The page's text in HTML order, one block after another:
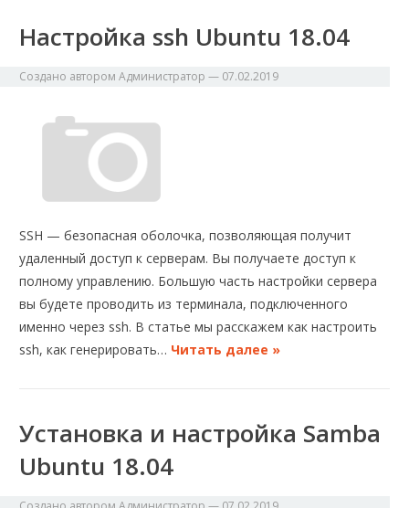
Настройка ssh Ubuntu 18.04
Создано авторомАдминистратор — 07.02.2019
SSH — безопасная оболочка, позволяющая получит
удаленный доступ к серверам. Вы получаете доступ к
полному управлению. Большую часть настройки сервера
вы будете проводить из терминала, подключенного
именно через ssh. В статье мы расскажем как настроить
ssh, как генерировать… Читать далее »
Установка и настройка Samba
Ubuntu 18.04